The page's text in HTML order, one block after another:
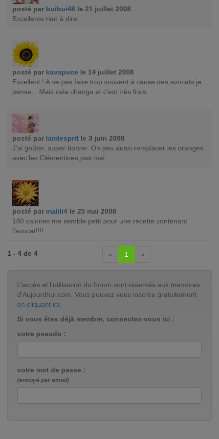
posté par buibui48 le 21 juillet 2008
Excellente rien à dire
posté par kavapuce le 14 juillet 2008
Excellent ! A ne pas faire trop souvent à cause des avocats je
pense... Mais cela change et c'est très frais.
posté par lamlesprit le 3 juin 2008
J'ai goûter, super bonne. On peu aussi remplacer les oranges
avec les Clémentines,pas mal..
posté par malili4 le 25 mai 2008
180 calories me semble petit pour une recette contenant
l'avocat!!!!
1 - 4 de 4 « 1 »
L’accès et l’utilisation du forum sont réservés aux membres
d'Aujourdhui.com. Vous pouvez vous inscrire gratuitement
en cliquant ici.
Si vous êtes déjà membre, connectez-vous ici :
votre pseudo :
votre mot de passe :
(envoyé par email)